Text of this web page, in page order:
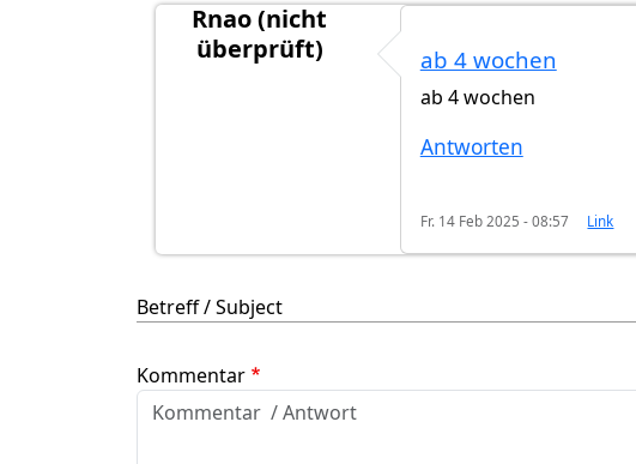
Rnao (nicht
überprüft)
Hallo zusammen,ich würde…von
ab 4 wochen
ab 4 wochen
Antworten
Fr. 14 Feb 2025 - 08:57 Link
Betreff / Subject
Kommentar